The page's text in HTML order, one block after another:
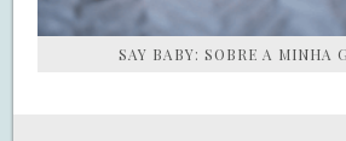
SAY BABY: SOBRE A MINHA